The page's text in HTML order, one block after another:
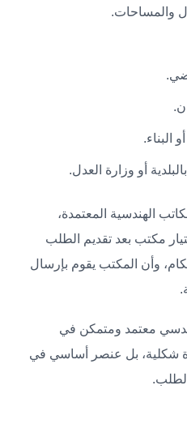
والمساحات.
البناء.
أو وزارة العدل.
الهندسية المعتمدة،
مكتب بعد تقديم الطلب
وأن المكتب يقوم بإرسال
معتمد ومتمكن في
شكلية، بل عنصر أساسي في